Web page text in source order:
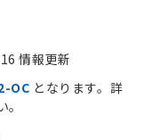
情報更新
OC となります。詳